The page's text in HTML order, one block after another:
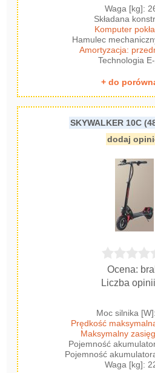
Waga [kg]:
Składana
Komputer
Hamulec
Amortyzacja:
Technologia
+ do
SKYWALKER 10C
dodaj
Ocena:
Liczba
Moc silnika
Prędkość
Maksymalny
Pojemność
Pojemność
Waga [kg]: